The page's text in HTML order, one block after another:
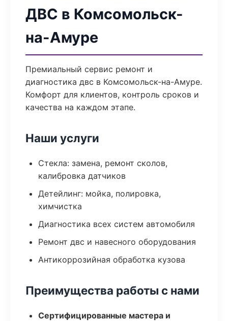
ДВС в Комсомольск-
на-Амуре
Премиальный сервис ремонт и
диагностика двс в Комсомольск-на-Амуре.
Комфорт для клиентов, контроль сроков и
качества на каждом этапе.
Наши услуги
Стекла: замена, ремонт сколов,
калибровка датчиков
Детейлинг: мойка, полировка,
химчистка
Диагностика всех систем автомобиля
Ремонт двс и навесного оборудования
Антикоррозийная обработка кузова
Преимущества работы с нами
Сертифицированные мастера и